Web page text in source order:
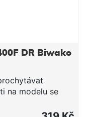
DR Biwako
na modelu se